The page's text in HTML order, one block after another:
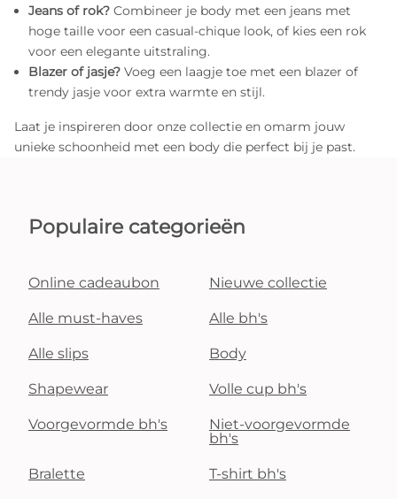
Jeans of rok? Combineer je body met een jeans met
hoge taille voor een casual-chique look, of kies een rok
voor een elegante uitstraling.
Blazer of jasje? Voeg een laagje toe met een blazer of
trendy jasje voor extra warmte en stijl.
Laat je inspireren door onze collectie en omarm jouw
unieke schoonheid met een body die perfect bij je past.
Populaire categorieën
Online cadeaubon Nieuwe collectie
Alle must-haves Alle bh's
Alle slips Body
Shapewear Volle cup bh's
Voorgevormde bh's
Niet-voorgevormde
bh's
Bralette T-shirt bh's